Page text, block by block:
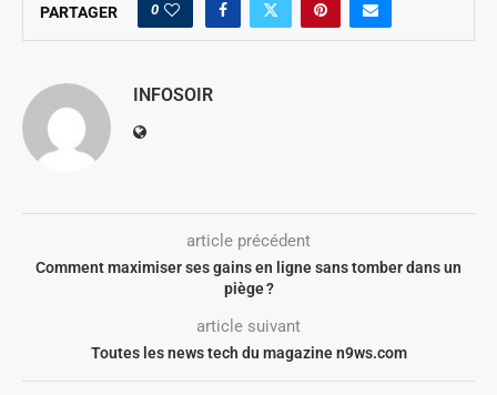
PARTAGER 0
INFOSOIR
article précédent
Comment maximiser ses gains en ligne sans tomber dans un
piège ?
article suivant
Toutes les news tech du magazine n9ws.com